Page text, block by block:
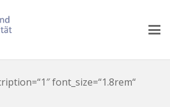
font_size=“1.8rem“